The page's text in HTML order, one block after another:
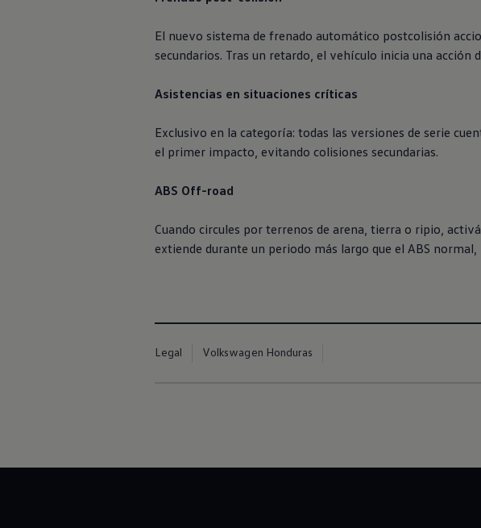
NuevoAmarok
El nuevo sistema de frenado automático postcolisión
secundarios. Tras un retardo, el vehículo inicia una
Asistencias en situaciones críticas
Exclusivo en la categoría: todas las versiones de serie
el primer impacto, evitando colisiones secundarias.
ABS Off-road
Cuando circules por terrenos de arena, tierra o ripio,
extiende durante un periodo más largo que el ABS
Legal Volkswagen Honduras